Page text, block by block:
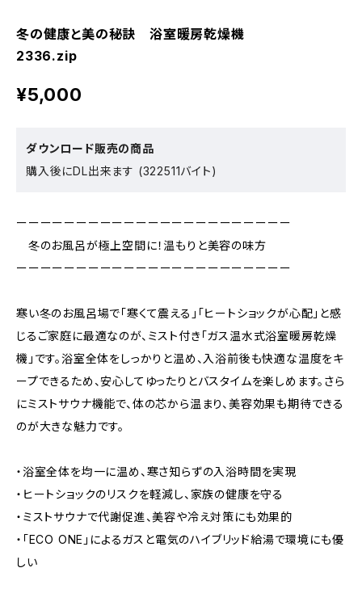
冬の健康と美の秘訣 浴室暖房乾燥機
2336.zip
¥5,000
ダウンロード販売の商品
購入後にDL出来ます (322511バイト)
ーーーーーーーーーーーーーーーーーーーーーーー
冬のお風呂が極上空間に！温もりと美容の味方
ーーーーーーーーーーーーーーーーーーーーーーー
寒い冬のお風呂場で「寒くて震える」「ヒートショックが心配」と感
じるご家庭に最適なのが、ミスト付き「ガス温水式浴室暖房乾燥
機」です。浴室全体をしっかりと温め、入浴前後も快適な温度をキ
ープできるため、安心してゆったりとバスタイムを楽しめます。さら
にミストサウナ機能で、体の芯から温まり、美容効果も期待できる
のが大きな魅力です。
・浴室全体を均一に温め、寒さ知らずの入浴時間を実現
・ヒートショックのリスクを軽減し、家族の健康を守る
・ミストサウナで代謝促進、美容や冷え対策にも効果的
・「ECO ONE」によるガスと電気のハイブリッド給湯で環境にも優
しい